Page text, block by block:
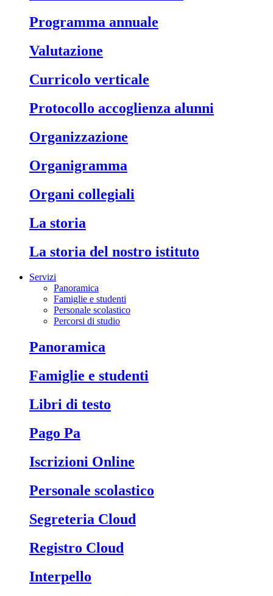
Programma annuale
Valutazione
Curricolo verticale
Protocollo accoglienza alunni
Organizzazione
Organigramma
Organi collegiali
La storia
La storia del nostro istituto
Servizi
Panoramica
Famiglie e studenti
Personale scolastico
Percorsi di studio
Panoramica
Famiglie e studenti
Libri di testo
Pago Pa
Iscrizioni Online
Personale scolastico
Segreteria Cloud
Registro Cloud
Interpello